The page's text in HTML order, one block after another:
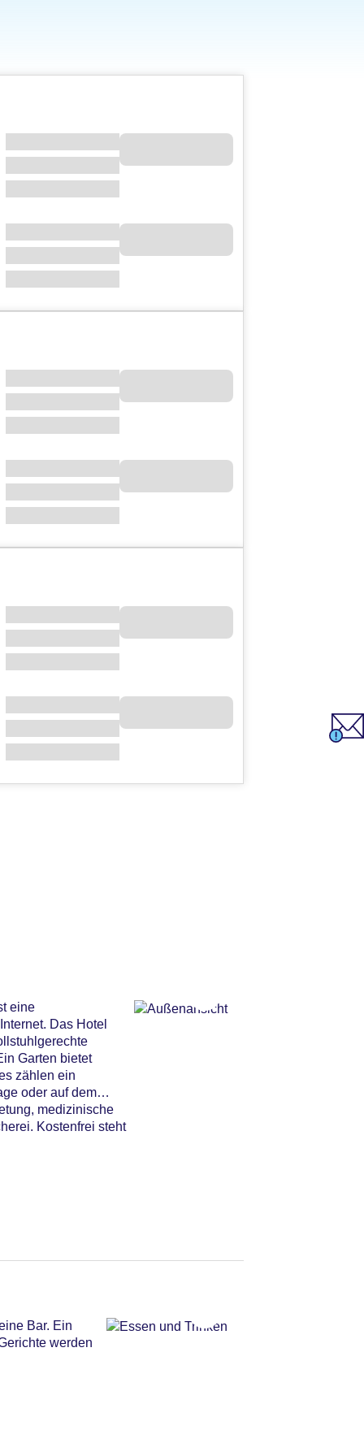
eine
Das Hotel
Garten bietet
zählen ein
oder auf dem
medizinische
Kostenfrei steht
Bar. Ein
werden